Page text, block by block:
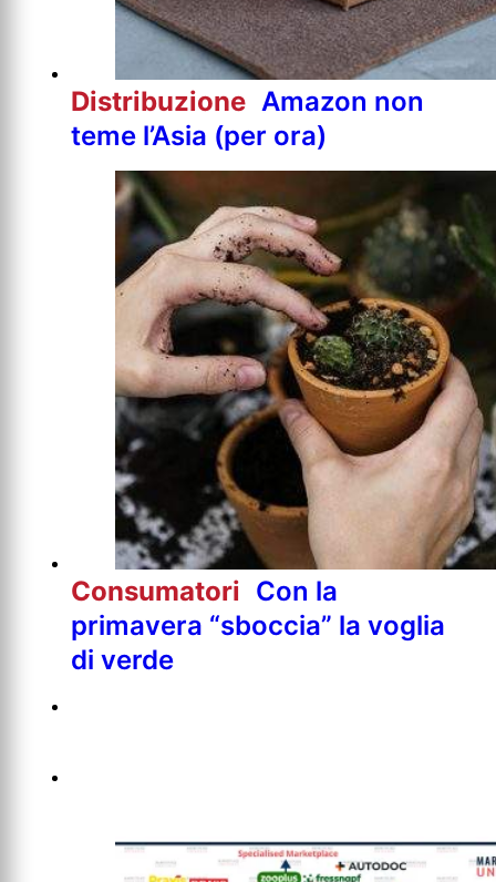
Distribuzione Amazon non
teme l’Asia (per ora)
Consumatori Con la
primavera “sboccia” la voglia
di verde